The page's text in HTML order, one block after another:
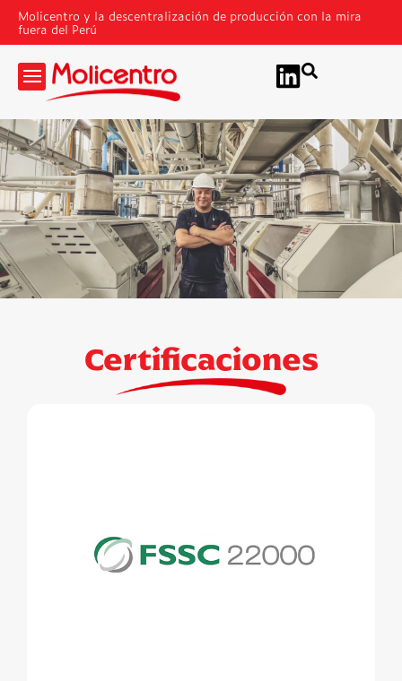
Molicentro y la descentralización de producción con la mira
fuera del Perú
Certificaciones